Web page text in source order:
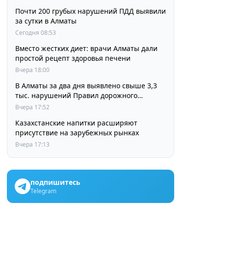
Почти 200 грубых нарушений ПДД выявили
за сутки в Алматы
Сегодня 08:53
Вместо жестких диет: врачи Алматы дали
Вчера 18:00
В Алматы за два дня выявлено свыше 3,3
тыс. нарушений Правил дорожного
движения
Вчера 17:52
Казахстанские напитки расширяют
присутствие на зарубежных рынках
Вчера 17:13
подпишитесь
Telegram